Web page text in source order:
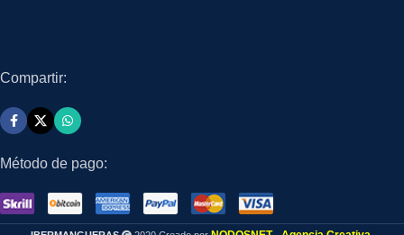
Compartir:
Método de pago: